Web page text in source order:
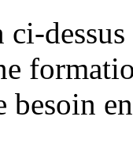
ci-
besoin